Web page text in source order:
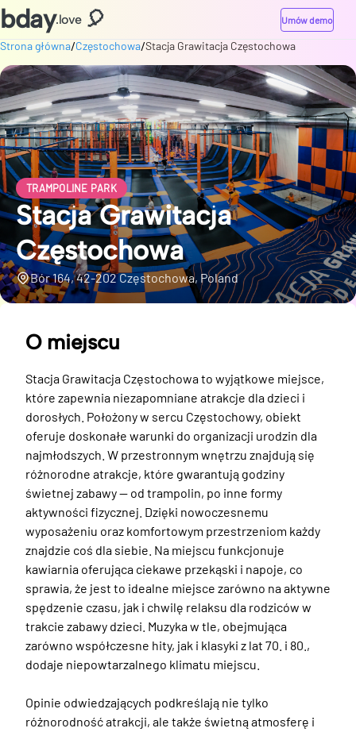
bday.love 🎈 Umów demo
Strona główna/Częstochowa/Stacja Grawitacja Częstochowa
TRAMPOLINE PARK
Stacja Grawitacja
Częstochowa
Bór 164, 42-202 Częstochowa, Poland
O miejscu
Stacja Grawitacja Częstochowa to wyjątkowe miejsce,
które zapewnia niezapomniane atrakcje dla dzieci i
dorosłych. Położony w sercu Częstochowy, obiekt
oferuje doskonałe warunki do organizacji urodzin dla
najmłodszych. W przestronnym wnętrzu znajdują się
różnorodne atrakcje, które gwarantują godziny
świetnej zabawy — od trampolin, po inne formy
aktywności fizycznej. Dzięki nowoczesnemu
wyposażeniu oraz komfortowym przestrzeniom każdy
znajdzie coś dla siebie. Na miejscu funkcjonuje
kawiarnia oferująca ciekawe przekąski i napoje, co
sprawia, że jest to idealne miejsce zarówno na aktywne
spędzenie czasu, jak i chwilę relaksu dla rodziców w
trakcie zabawy dzieci. Muzyka w tle, obejmująca
zarówno współczesne hity, jak i klasyki z lat 70. i 80.,
dodaje niepowtarzalnego klimatu miejscu.
Opinie odwiedzających podkreślają nie tylko
różnorodność atrakcji, ale także świetną atmosferę i